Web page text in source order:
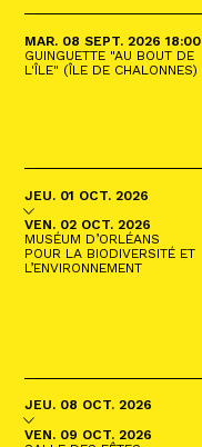
MARDI
MAR. 08 SEPTEMBRE
SEPT. 2026 18:00
GUINGUETTE "AU BOUT DE
L'ÎLE" (ÎLE DE CHALONNES)
DU
JEUDI
JEU. 01 OCTOBRE
OCT. 2026
AU
VENDREDI
VEN. 02 OCTOBRE
OCT. 2026
MUSÉUM D’ORLÉANS
POUR LA BIODIVERSITÉ ET
L’ENVIRONNEMENT
DU
JEUDI
JEU. 08 OCTOBRE
OCT. 2026
AU
VENDREDI
VEN. 09 OCTOBRE
OCT. 2026